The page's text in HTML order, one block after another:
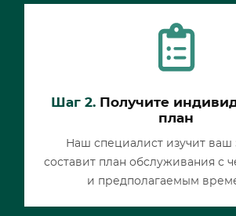
Шаг 2.Получите
план
Наш специалист изучит ваш
составит план обслуживания с
и предполагаемым